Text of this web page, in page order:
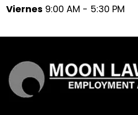
Viernes 9:00 AM - 5:30 PM